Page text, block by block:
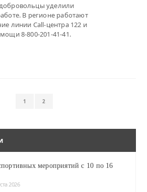
уделили
В регионе работают
линии Call-центра 122 и
8-800-201-41-41.
1 2
мероприятий с 10 по 16
2026